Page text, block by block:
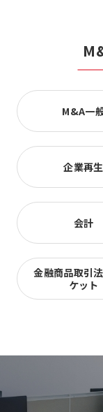
M&A一
企業再生
会計
金融商品取引
ケット